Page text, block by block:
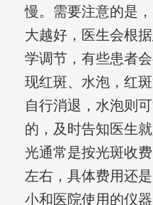
慢。需要注意的是
大越好，医生会根
学调节，有些患者
现红斑、水泡，红
自行消退，水泡则
的，及时告知医生
光通常是按光斑收
左右，具体费用还
小和医院使用的仪器